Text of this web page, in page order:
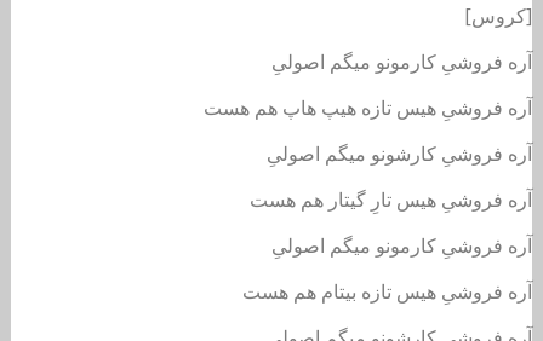
[کروس]
آره فروشیِ کارمونو میگم اصولیِ
آره فروشیِ هیس تازه هیپ هاپ هم هست
آره فروشیِ کارشونو میگم اصولیِ
آره فروشیِ هیس تارِ گیتار هم هست
آره فروشیِ کارمونو میگم اصولیِ
آره فروشیِ هیس تازه بیتام هم هست